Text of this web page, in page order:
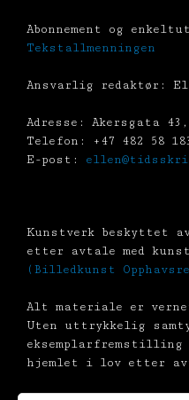
Abonnement og
Tekstallmenningen
Ansvarlig redaktør:
Adresse: Akersgata
Telefon: +47 482 58
E-post:
Kunstverk beskyttet
etter avtale med
(Billedkunst
Alt materiale er
Uten uttrykkelig
hjemlet i lov etter